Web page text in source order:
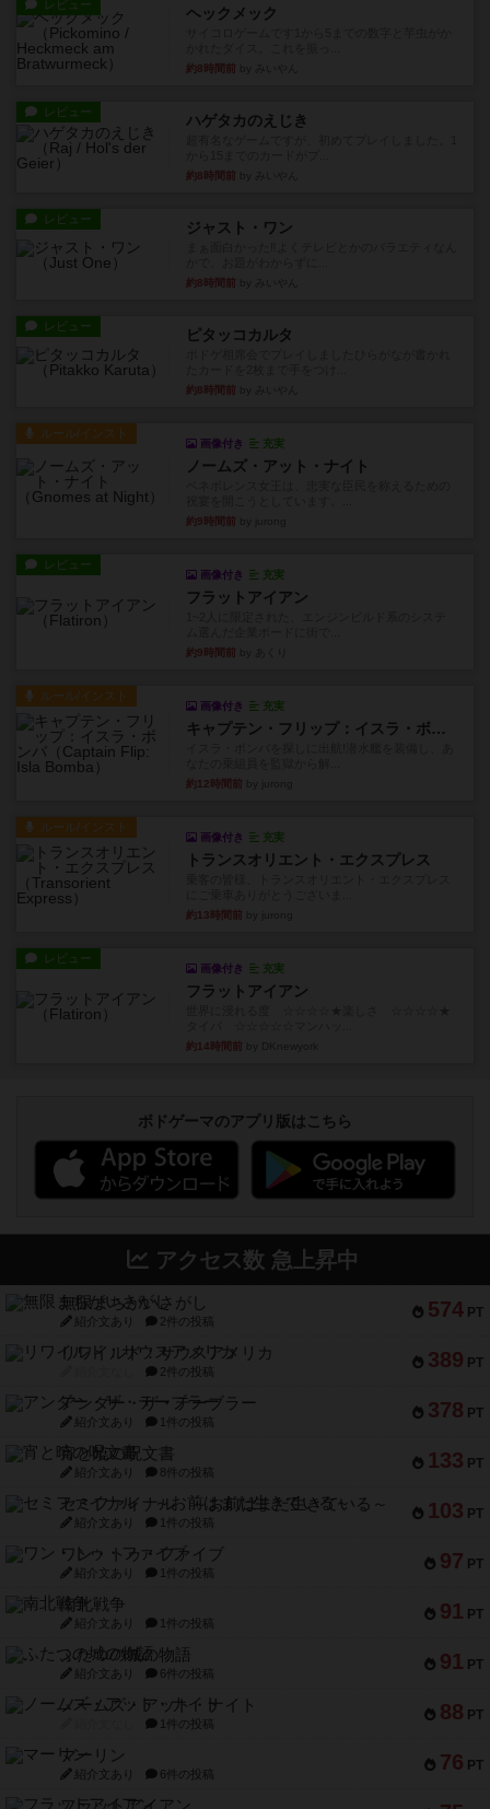
レビュー ヘックメック
約8時間前
レビュー ハゲタカのえじき
約8時間前
レビュー ジャスト・ワン
約8時間前
レビュー ピタッコカルタ
約8時間前
ルール/インスト
画像付き 充実
ノームズ・アット・ナイト
約9時間前
レビュー
画像付き 充実
フラットアイアン
約9時間前
ルール/インスト
画像付き 充実
キャプテン・フリップ：イスラ・ボンバ
約12時間前
ルール/インスト
画像付き 充実
トランスオリエント・エクスプレス
約13時間前
レビュー
画像付き 充実
フラットアイアン
約14時間前
ボドゲーマのアプリ版はこちら
アクセス数 急上昇中
574 PT
無限まちがいさがし
紹介文あり 2件の投稿
389 PT
リワイルド：サウスアメリカ
2件の投稿
378 PT
アンダー・ザ・テーブラー
紹介文あり 1件の投稿
133 PT
宵と暁の呪文書
紹介文あり 8件の投稿
103 PT
セミファイナル ～お前はまだ生きている～
紹介文あり 1件の投稿
97 PT
ワン・トゥ・ファイブ
紹介文あり 1件の投稿
91 PT
南北戦争
紹介文あり 1件の投稿
91 PT
ふたつの城の物語
紹介文あり 6件の投稿
88 PT
ノームズ・アット・ナイト
1件の投稿
76 PT
マーリン
紹介文あり 6件の投稿